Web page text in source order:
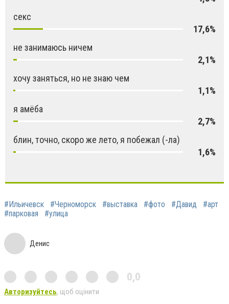
секс
17,6%
не занимаюсь ничем
2,1%
хочу заняться, но не знаю чем
1,1%
я амёба
2,7%
блин, точно, скоро же лето, я побежал (-ла)
1,6%
#Ильичевск #Черноморск #выставка #фото #Давид
#арт
#парковая
#улица
Денис
0,0
Авторизуйтесь, щоб оцінити